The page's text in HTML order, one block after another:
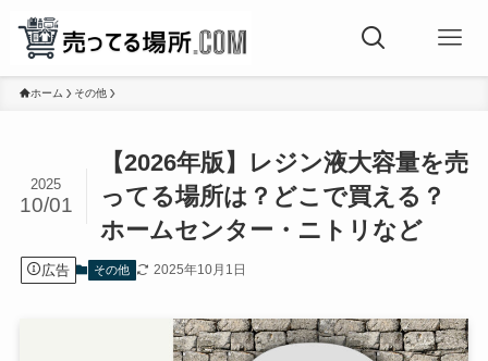
ホーム その他
【2026年版】レジン液大容量を売
ってる場所は？どこで買える？
ホームセンター・ニトリなど
2025
10/01
広告 その他 2025年10月1日